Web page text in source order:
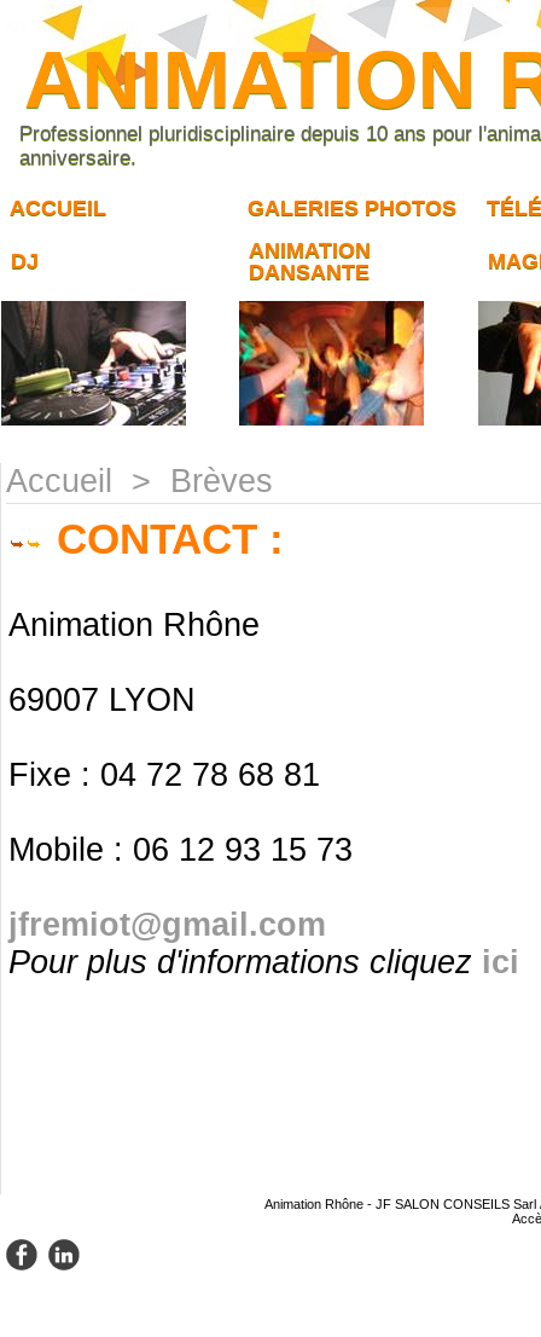
ANIMATION
Professionnel pluridisciplinaire depuis 10 ans pour
anniversaire.
ACCUEIL GALERIES PHOTOS
DJ
ANIMATION
DANSANTE
Accueil > Brèves
CONTACT :
Animation Rhône
69007 LYON
Fixe : 04 72 78 68 81
Mobile : 06 12 93 15 73
jfremiot@gmail.com
Pour plus d'informations cliquez ici
Animation Rhône- JF SALON CONSEILS Sarl